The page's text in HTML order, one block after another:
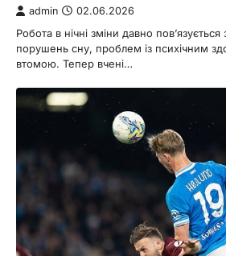
admin 02.06.2026
Робота в нічні зміни давно
порушень сну, проблем із психічним
втомою. Тепер вчені…